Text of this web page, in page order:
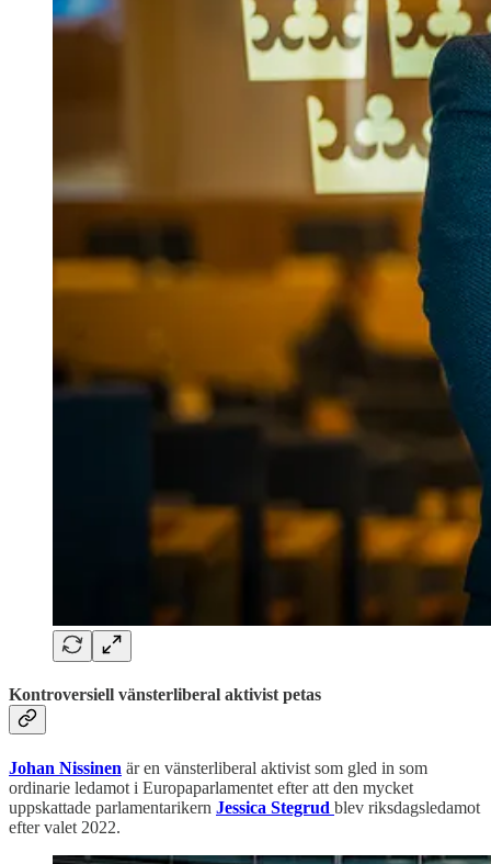
Kontroversiell vänsterliberal aktivist petas
Johan Nissinen är en vänsterliberal aktivist som gled in som
ordinarie ledamot i Europaparlamentet efter att den mycket
uppskattade parlamentarikern Jessica Stegrud blev riksdagsledamot
efter valet 2022.